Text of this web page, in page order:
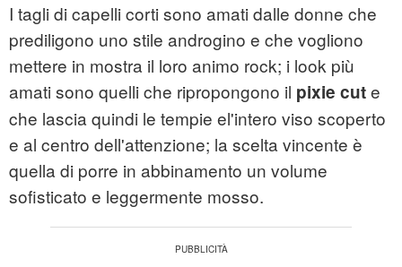
I tagli di capelli corti sono amati dalle donne che
prediligono uno stile androgino e che vogliono
mettere in mostra il loro animo rock; i look più
amati sono quelli che ripropongono il pixie cute
che lascia quindi le tempie el'intero viso scoperto
e al centro dell'attenzione; la scelta vincente è
quella di porre in abbinamento un volume
sofisticato e leggermente mosso.